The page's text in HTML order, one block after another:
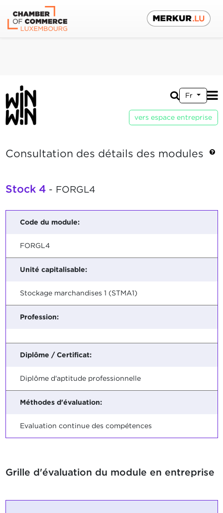
Fr
vers espace entreprise
Consultation des détails des modules
Stock 4- FORGL4
Code du module:
FORGL4
Unité capitalisable:
Stockage marchandises 1 (STMA1)
Profession:
Diplôme / Certificat:
Diplôme d'aptitude professionnelle
Méthodes d'évaluation:
Evaluation continue des compétences
Grille d'évaluation du module en entreprise